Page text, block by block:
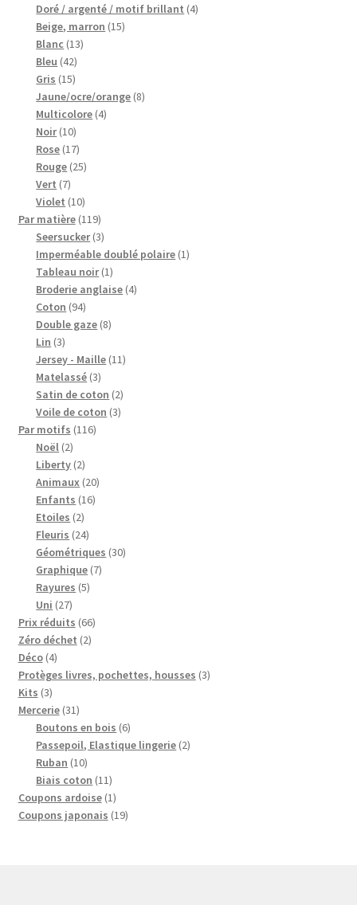
produits
Doré / argenté / motif brillant 44
Beige, marron 1515
Blanc 1313
Bleu 4242
produits
Gris 1515
produits
Jaune/ocre/orange 88
Multicolore 44
Noir 1010
produits
Rose 1717
produits
Rouge 2525
Vert 77
produits
Violet 1010
produits
Par matière 119119
produits
Seersucker 33
produits
Imperméable doublé polaire 11
Tableau noir 11
produit
Broderie anglaise 44
Coton 9494
produits
Double gaze 88
Lin 33
produits
Jersey - Maille 1111
Matelassé 33
produits
Satin de coton 22
produits
Voile de coton 33
Par motifs 116116
Noël 22
produits
Liberty 22
produits
Animaux 2020
Enfants 1616
Etoiles 22
produits
Fleuris 2424
produits
Géométriques 3030
Graphique 77
Rayures 55
Uni 2727
produits
Prix réduits 6666
Zéro déchet 22
Déco 44
produits
Protèges livres, pochettes, housses 33
Kits 33
produits
Mercerie 3131
produits
Boutons en bois 66
produits
Passepoil, Elastique lingerie 22
Ruban 1010
produits
Biais coton 1111
produits
Coupons ardoise 11
produit
Coupons japonais 1919